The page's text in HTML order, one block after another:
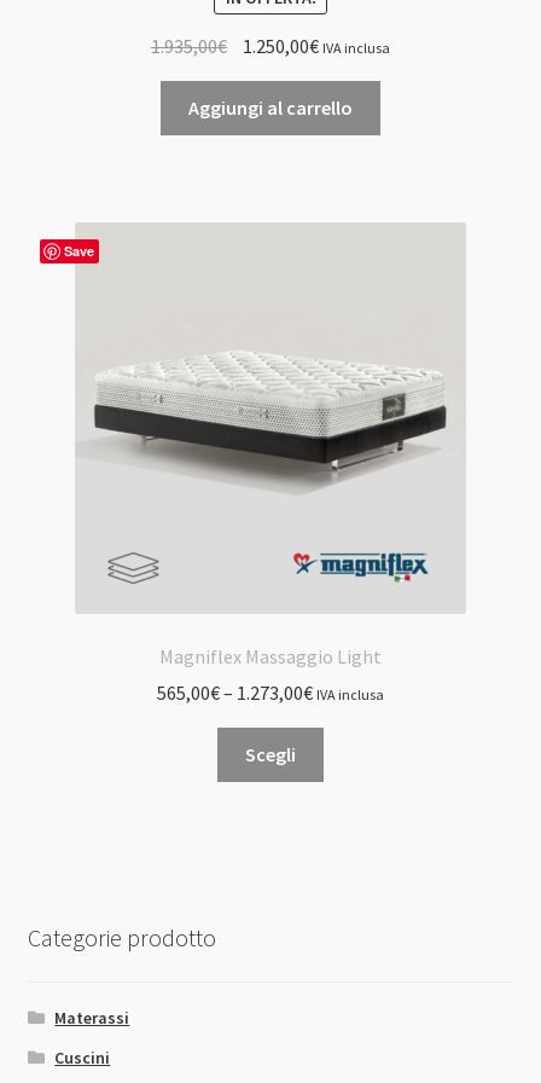
1.935,00€
prezzo
originale
era:
1.250,00€Il
prezzo
attuale
è:
IVA inclusa
Aggiungi al carrello
Save
Magniflex Massaggio Light
565,00€– 1.273,00€ IVA inclusa
Scegli
Categorie prodotto
Materassi
Cuscini